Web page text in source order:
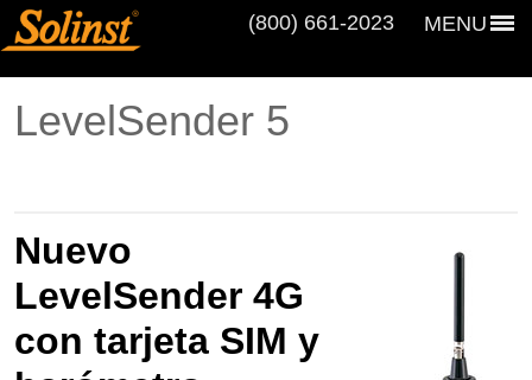
MENU
(800) 661‑2023
LevelSender 5
Nuevo
LevelSender 4G
con tarjeta SIM y